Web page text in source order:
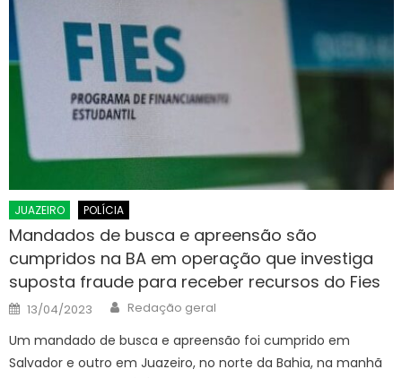
JUAZEIRO POLÍCIA
Mandados de busca e apreensão são
cumpridos na BA em operação que investiga
suposta fraude para receber recursos do Fies
Posted
on
13/04/2023 Author
Redação geral
Um mandado de busca e apreensão foi cumprido em
Salvador e outro em Juazeiro, no norte da Bahia, na manhã